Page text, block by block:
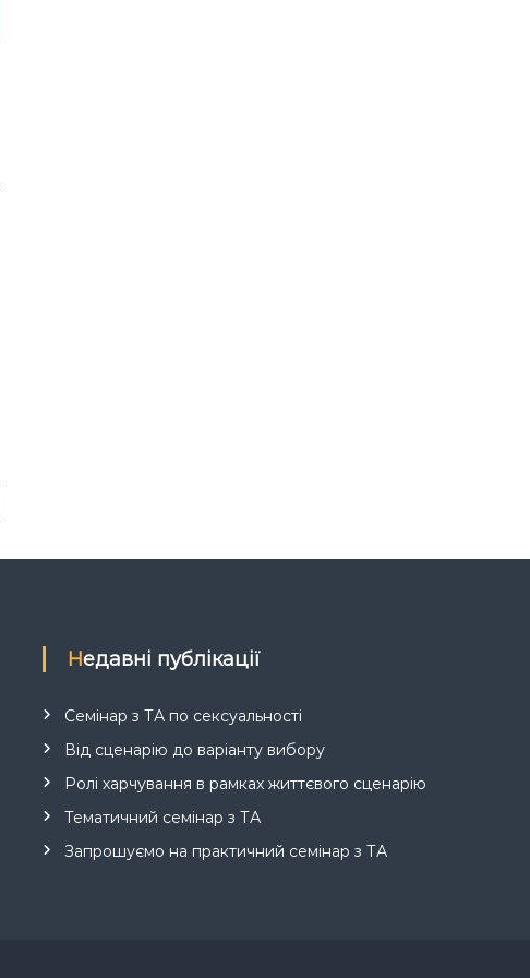
Недавні публікації
Семінар з ТА по сексуальності
Від сценарію до варіанту вибору
Ролі харчування в рамках життєвого сценарію
Тематичний семінар з ТА
Запрошуємо на практичний семінар з ТА